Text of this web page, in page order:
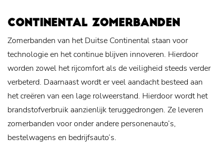
CONTINENTAL ZOMERBANDEN
Zomerbanden van het Duitse Continental staan voor
technologie en het continue blijven innoveren. Hierdoor
worden zowel het rijcomfort als de veiligheid steeds verder
verbeterd. Daarnaast wordt er veel aandacht besteed aan
het creëren van een lage rolweerstand. Hierdoor wordt het
brandstofverbruik aanzienlijk teruggedrongen. Ze leveren
zomerbanden voor onder andere personenauto’s,
bestelwagens en bedrijfsauto’s.